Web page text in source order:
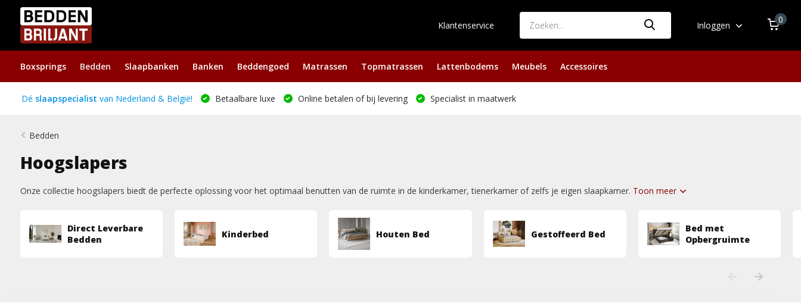
Klantenservice Inloggen
0
Boxsprings Bedden Slaapbanken Banken Beddengoed Matrassen Topmatrassen Lattenbodems Meubels Accessoires
Dé slaapspecialist van Nederland & België! Betaalbare luxe Online betalen of bij levering Specialist in maatwerk
Bedden
Hoogslapers
Onze collectie hoogslapers biedt de perfecte oplossing voor het optimaal benutten van de ruimte in de kinderkamer, tienerkamer of zelfs je eigen slaapkamer. Toon meer
Direct Leverbare
Bedden
Kinderbed Houten Bed Gestoffeerd Bed
Bed met
Opbergruimte